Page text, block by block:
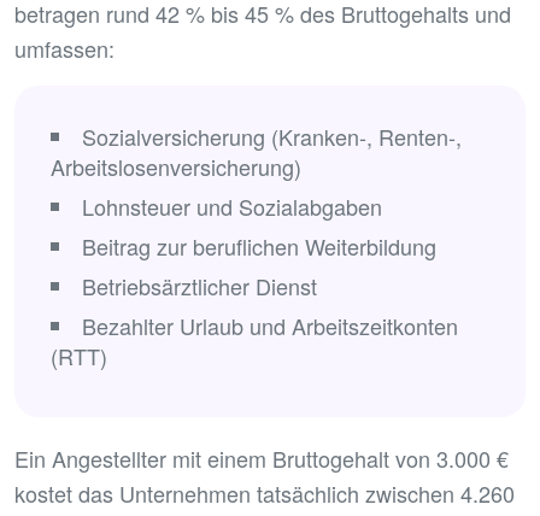
betragen rund 42 % bis 45 % des Bruttogehalts und
umfassen:
Sozialversicherung (Kranken-, Renten-,
Arbeitslosenversicherung)
Lohnsteuer und Sozialabgaben
Beitrag zur beruflichen Weiterbildung
Betriebsärztlicher Dienst
Bezahlter Urlaub und Arbeitszeitkonten
(RTT)
Ein Angestellter mit einem Bruttogehalt von 3.000 €
kostet das Unternehmen tatsächlich zwischen 4.260